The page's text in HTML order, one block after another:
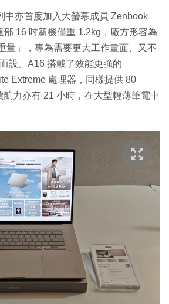
中亦首度加入大螢幕成員 Zenbook
16 吋新機僅重 1.2kg，廠方形容為
量」，專為需要更大工作畫面、又不
設。A16 搭載了效能更強的
Extreme 處理器，同樣提供 80
力亦有 21 小時，在大型輕薄筆電中